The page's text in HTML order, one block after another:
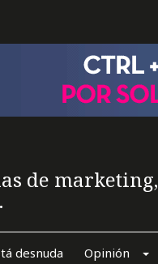
de marketing,
desnuda Opinión